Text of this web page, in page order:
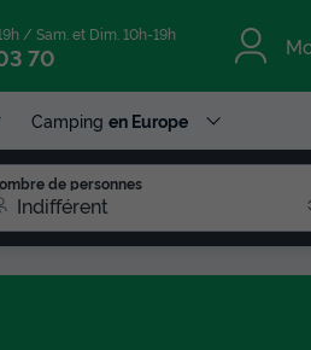
/ Sam. et Dim. 10h-19h
70
Camping en Europe
de personnes
Indifférent